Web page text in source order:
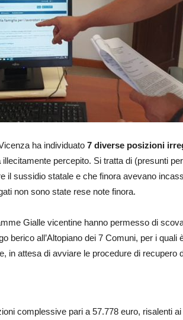
ha individuato 7 diverse posizioni
illecitamente percepito. Si tratta di (presunti
il sussidio statale e che finora avevano
non sono state rese note finora.
Gialle vicentine hanno permesso di
berico all’Altopiano dei 7 Comuni, per i quali
in attesa di avviare le procedure di recupero
complessive pari a 57.778 euro, risalenti